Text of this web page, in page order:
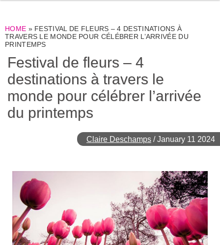
HOME » FESTIVAL DE FLEURS – 4 DESTINATIONS À
TRAVERS LE MONDE POUR CÉLÉBRER L’ARRIVÉE DU
PRINTEMPS
Festival de fleurs – 4
destinations à travers le
monde pour célébrer l’arrivée
du printemps
Claire Deschamps /January 11 2024